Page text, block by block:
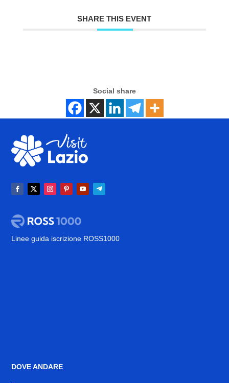
SHARE THIS EVENT
Social share
Linee guida iscrizione ROSS1000
DOVE ANDARE